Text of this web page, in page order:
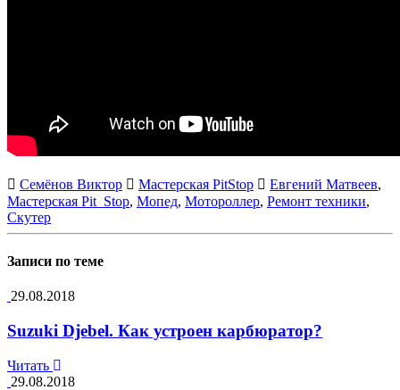
Семёнов Виктор Мастерская PitStop Евгений Матвеев,
Мастерская Pit_Stop, Мопед, Мотороллер, Ремонт техники,
Скутер
Записи по теме
29.08.2018
Suzuki Djebel. Как устроен карбюратор?
Читать
29.08.2018